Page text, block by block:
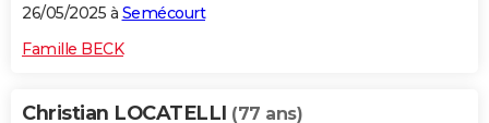
Carte de Noël
Carte Bonne année
Carte Saint-Valentin
Carte Pâques
Carte d'anniversaire
26/05/2025 à Semécourt
Famille BECK
Christian LOCATELLI (77 ans)